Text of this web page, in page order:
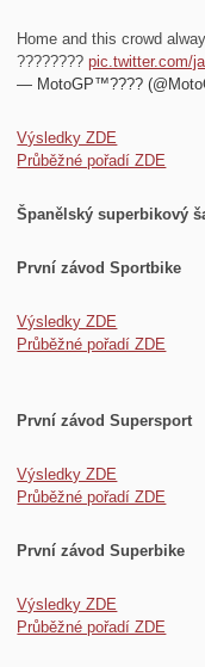
Home and this crowd
????????pic.twitter.com/
— MotoGP™????
Výsledky ZDE
Průběžné pořadí ZDE
Španělský superbikový
První závod Sportbike
Výsledky ZDE
Průběžné pořadí ZDE
První závod Supersport
Výsledky ZDE
Průběžné pořadí ZDE
První závod Superbike
Výsledky ZDE
Průběžné pořadí ZDE